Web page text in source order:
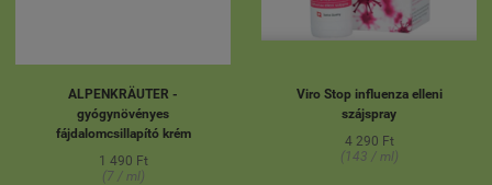
ALPENKRÄUTER -
gyógynövényes
fájdalomcsillapító krém
1 490 Ft
(7 / ml)
Viro Stop influenza elleni
szájspray
4 290 Ft
(143 / ml)